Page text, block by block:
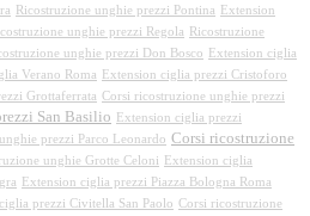
Ricostruzione unghie prezzi Pontina
Extension
unghie prezzi Regola
Ricostruzione
unghie prezzi Don Bosco
Extension ciglia
Verano Roma
Extension ciglia prezzi Cristoforo
Grottaferrata Corsi ricostruzione unghie prezzi
San Basilio
Extension ciglia prezzi
prezzi Parco Leonardo Corsi ricostruzione
unghie Grotte Celoni
Extension ciglia
Extension ciglia prezzi Piazza Bologna Roma
prezzi Civitella San Paolo Corsi ricostruzione